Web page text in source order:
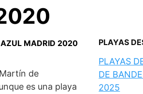
MADRID 2020
de
es una playa
PLAYAS
PLAYAS
DE
2025